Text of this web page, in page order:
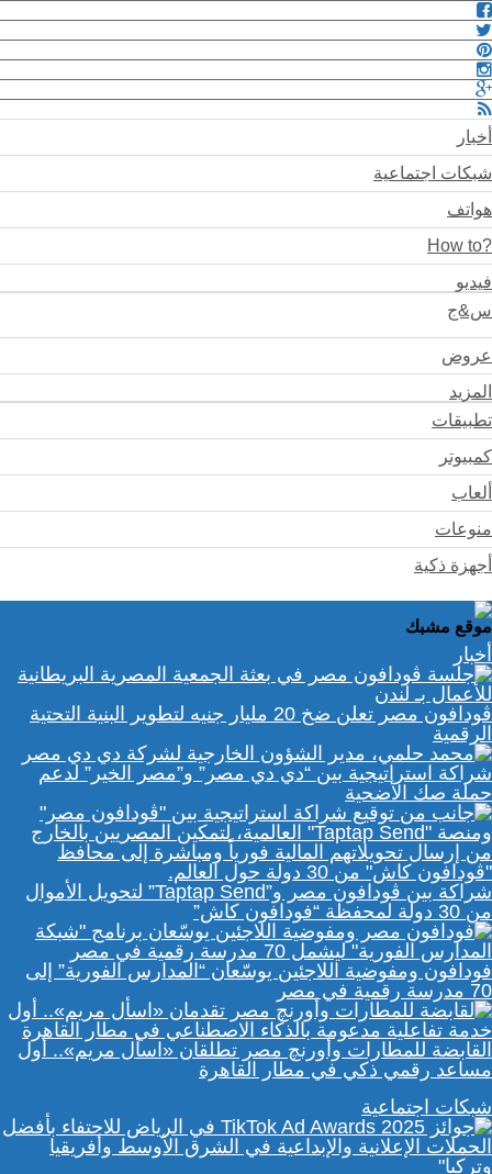
أخبار
شبكات اجتماعية
هواتف
?How to
فيديو
س&ج
عروض
المزيد
تطبيقات
كمبيوتر
ألعاب
منوعات
أجهزة ذكية
موقع مشبك
أخبار
ڤودافون مصر تعلن ضخ 20 مليار جنيه لتطوير البنية التحتية
الرقمية
شراكة استراتيجية بين “دي دي مصر” و”مصر الخير” لدعم
حملة صك الأضحية
شراكة بين ڤودافون مصر و”Taptap Send” لتحويل الأموال
من 30 دولة لمحفظة “فودافون كاش”
فودافون ومفوضية اللاجئين يوسّعان “المدارس الفورية” إلى
70 مدرسة رقمية في مصر
القابضة للمطارات وأورنچ مصر تطلقان «اسأل مريم».. أول
مساعد رقمي ذكي في مطار القاهرة
شبكات اجتماعية